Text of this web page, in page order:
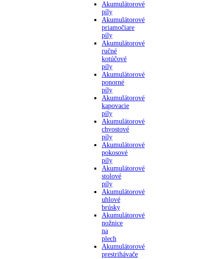
Akumulátorové
píly
Akumulátorové
priamočiare
píly
Akumulátorové
ručné
kotúčové
píly
Akumulátorové
ponorné
píly
Akumulátorové
kapovacie
píly
Akumulátorové
chvostové
píly
Akumulátorové
pokosové
píly
Akumulátorové
stolové
píly
Akumulátorové
uhlové
brúsky
Akumulátorové
nožnice
na
plech
Akumulátorové
prestrihávače